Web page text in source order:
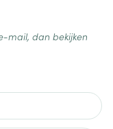
mail, dan bekijken